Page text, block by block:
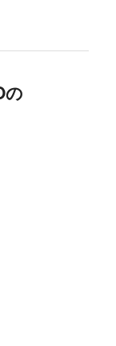
の